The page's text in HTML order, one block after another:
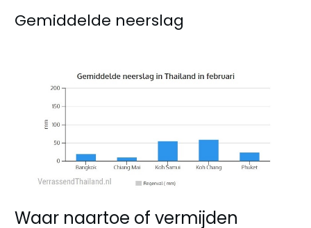
Gemiddelde neerslag
Waar naartoe of vermijden